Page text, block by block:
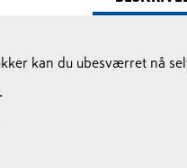
kan du ubesværret nå